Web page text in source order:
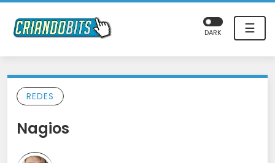
☰
DARK
REDES
Nagios